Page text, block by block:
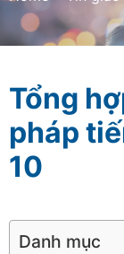
Tổng
pháp
10
Danh mục